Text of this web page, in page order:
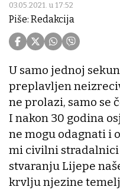
03.05.2021. u 17:52
Piše: Redakcija
U samo jednoj
preplavljen
ne prolazi, samo se
I nakon 30 godina
ne mogu odagnati i
mi civilni
stvaranju Lijepe
krvlju njezine